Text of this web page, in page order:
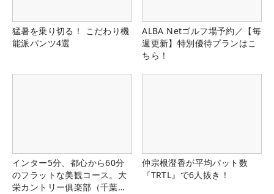
猛暑を乗り切る！ こだわり機
能派パンツ4選
ALBA Netゴルフ場予約／【毎
週更新】特別優待プランはこ
ちら！
インター5分、都心から60分
のフラットな美観コース。大
栄カントリー俱楽部（千葉
仲宗根澄香が平均パット数
『TRTL』で6人抜き！